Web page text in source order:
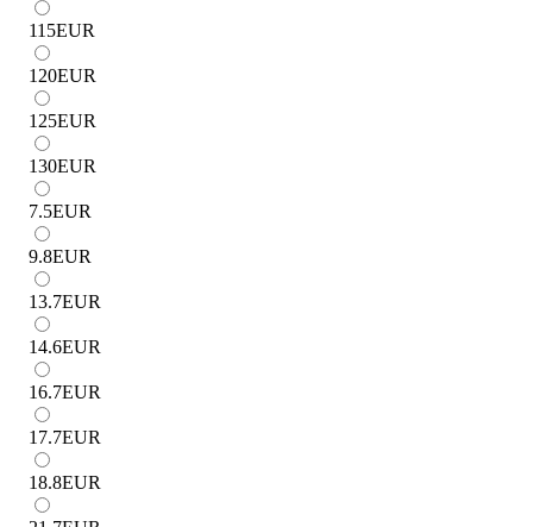
115EUR
120EUR
125EUR
130EUR
7.5EUR
9.8EUR
13.7EUR
14.6EUR
16.7EUR
17.7EUR
18.8EUR